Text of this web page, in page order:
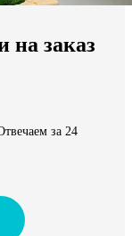
на заказ
за 24